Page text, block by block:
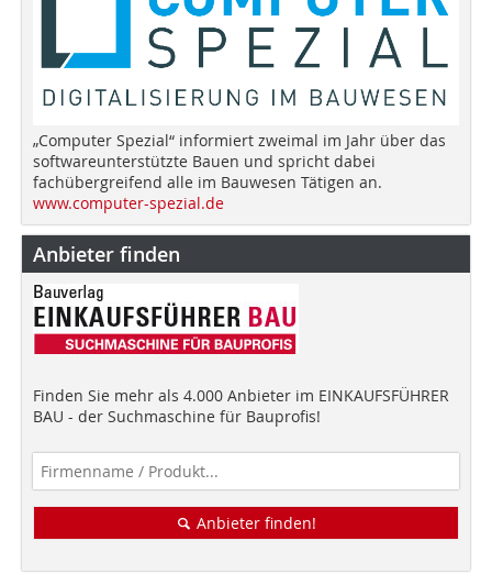
„Computer Spezial“ informiert zweimal im Jahr über das
softwareunterstützte Bauen und spricht dabei
fachübergreifend alle im Bauwesen Tätigen an.
www.computer-spezial.de
Anbieter finden
Finden Sie mehr als 4.000 Anbieter im EINKAUFSFÜHRER
BAU - der Suchmaschine für Bauprofis!
Anbieter finden!